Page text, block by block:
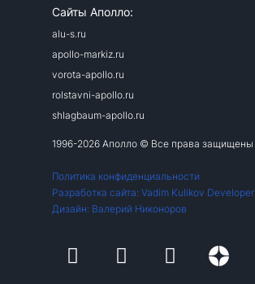
Сайты Аполло:
alu-s.ru
apollo-markiz.ru
vorota-apollo.ru
rolstavni-apollo.ru
shlagbaum-apollo.ru
1996-2026 Аполло © Все права защищены
Политика конфиденциальности
Разработка сайта: Vadim Kulikov Developer
Дизайн: Валерий Никоноров